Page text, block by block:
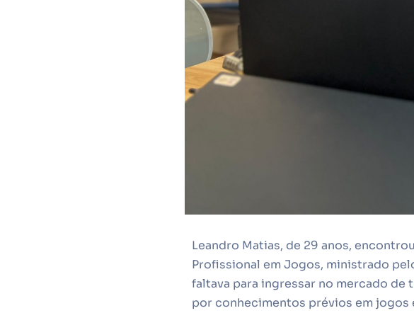
Leandro Matias, de 29 anos,
Profissional em Jogos, ministrado
faltava para ingressar no mercado de
por conhecimentos prévios em jogos